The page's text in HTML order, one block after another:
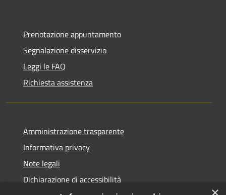
Prenotazione appuntamento
Segnalazione disservizio
Leggi le FAQ
Richiesta assistenza
Amministrazione trasparente
Informativa privacy
Note legali
Dichiarazione di accessibilità